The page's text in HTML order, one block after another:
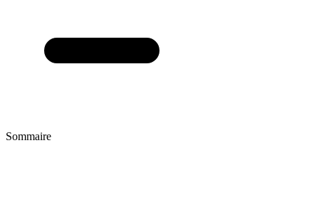
Sommaire